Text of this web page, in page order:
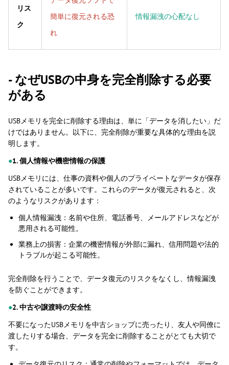
リス
ク
簡単に復元される恐
れ
情報漏洩の心配なし
- なぜUSBの中身を完全削除する必要
がある
USBメモリを完全に削除する理由は、単に「データを消したい」だ
けではありません。以下に、完全削除が重要な具体的な理由を説
明します。
●1. 個人情報や機密情報の保護
USBメモリには、仕事の資料や個人のプライベートなデータが保存
されていることが多いです。これらのデータが復元されると、次
のようなリスクがあります：
個人情報漏洩：名前や住所、電話番号、メールアドレスなどが
悪用される可能性。
業務上の損害：企業の機密情報が外部に漏れ、信用問題や法的
トラブルが起こる可能性。
完全削除を行うことで、データ復元のリスクをなくし、情報漏洩
を防ぐことができます。
●2. 中古や譲渡時の安全性
不要になったUSBメモリを中古ショップに売ったり、友人や同僚に
渡したりする場合、データを完全に削除することがとても大切で
す。